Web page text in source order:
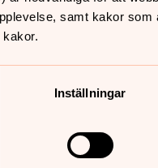
samt kakor
Inställningar